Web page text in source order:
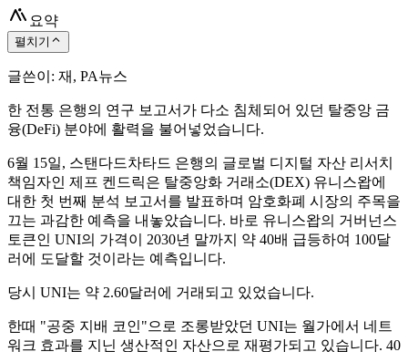
요약
펼치기
글쓴이: 재, PA뉴스
한 전통 은행의 연구 보고서가 다소 침체되어 있던 탈중앙 금
융(DeFi) 분야에 활력을 불어넣었습니다.
6월 15일, 스탠다드차타드 은행의 글로벌 디지털 자산 리서치
책임자인 제프 켄드릭은 탈중앙화 거래소(DEX) 유니스왑에
대한 첫 번째 분석 보고서를 발표하며 암호화폐 시장의 주목을
끄는 과감한 예측을 내놓았습니다. 바로 유니스왑의 거버넌스
토큰인 UNI의 가격이 2030년 말까지 약 40배 급등하여 100달
러에 도달할 것이라는 예측입니다.
당시 UNI는 약 2.60달러에 거래되고 있었습니다.
한때 "공중 지배 코인"으로 조롱받았던 UNI는 월가에서 네트
워크 효과를 지닌 생산적인 자산으로 재평가되고 있습니다. 40